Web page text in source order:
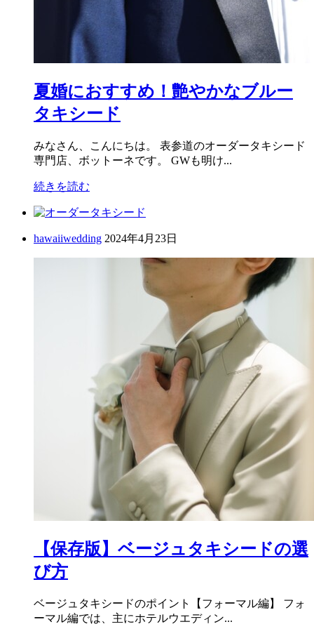
夏婚におすすめ！艶やかなブルー
タキシード
みなさん、こんにちは。 表参道のオーダータキシード
専門店、ボットーネです。 GWも明け...
続きを読む
hawaiiwedding 2024年4月23日
【保存版】ベージュタキシードの選
び方
ベージュタキシードのポイント【フォーマル編】 フォ
ーマル編では、主にホテルウエディン...